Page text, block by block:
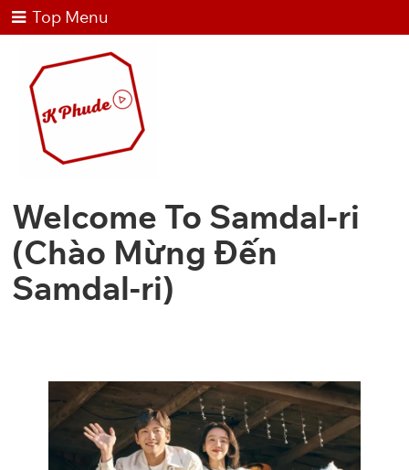
Top Menu
Welcome To Samdal-ri
(Chào Mừng Đến
Samdal-ri)